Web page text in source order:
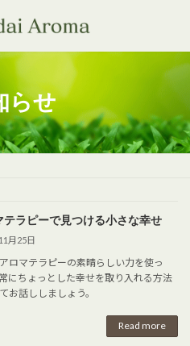
らせ
テラピーで見つける小さな幸せ
月25日
ロマテラピーの素晴らしい力を使っ
にちょっとした幸せを取り入れる方法
お話ししましょう。
Read more